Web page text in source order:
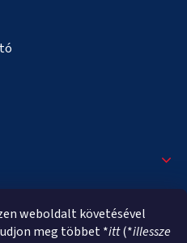
weboldalt követésével
meg többet *itt(*illessze